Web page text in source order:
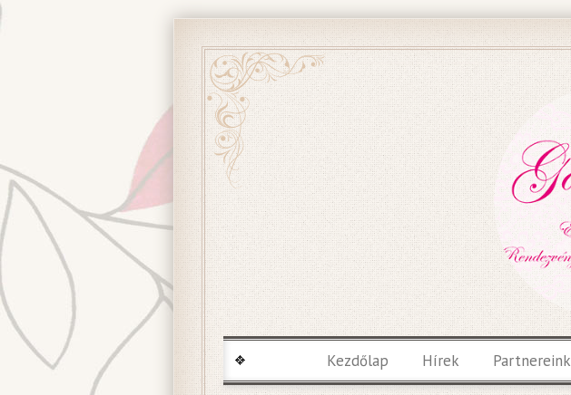
Kezdőlap Hírek Partnereink